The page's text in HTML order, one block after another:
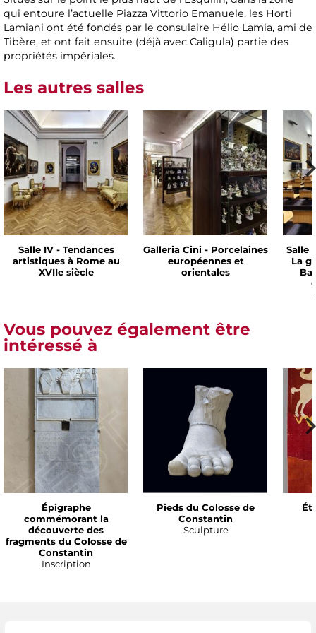
qui entoure l’actuelle Piazza Vittorio Emanuele, les Horti
Lamiani ont été fondés par le consulaire Hélio Lamia, ami de
Tibère, et ont fait ensuite (déjà avec Caligula) partie des
propriétés impériales.
Les autres salles
Salle IV - Tendances
artistiques à Rome au
XVIIe siècle
Galleria Cini - Porcelaines
européennes et
orientales
Salle
La
Vous pouvez également être
intéressé à
Épigraphe
commémorant la
découverte des
fragments du Colosse de
Constantin
Inscription
Pieds du Colosse de
Constantin
Sculpture